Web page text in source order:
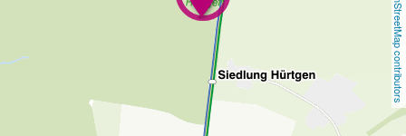
OpenStreetMap contributors